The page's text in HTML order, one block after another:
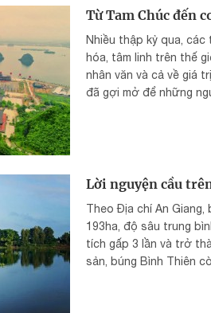
Từ Tam Chúc đến
Nhiều thập kỷ qua,
hóa, tâm linh trên thế
nhân văn và cả về giá
đã gợi mở để những
Lời nguyện cầu
Theo Địa chí An
193ha, độ sâu trung
tích gấp 3 lần và trở
sản, búng Bình Thiên